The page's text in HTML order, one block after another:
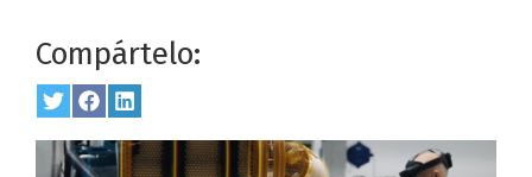
Compártelo:
Share
Twitter
Share
Facebook
Share
LinkedIn